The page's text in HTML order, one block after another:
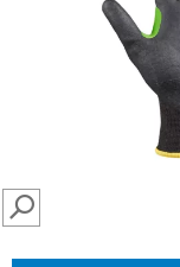
SEARCH